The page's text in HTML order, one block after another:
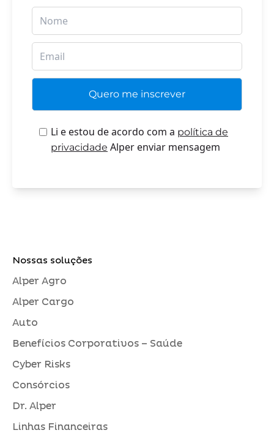
Li e estou de acordo com a política de
privacidade Alper enviar mensagem
Nossas soluções
Alper Agro
Alper Cargo
Auto
Benefícios Corporativos – Saúde
Cyber Risks
Consórcios
Dr. Alper
Linhas Financeiras